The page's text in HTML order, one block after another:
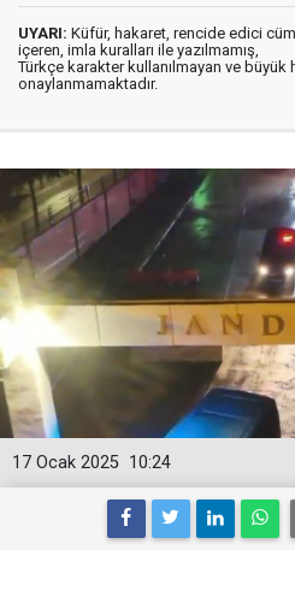
UYARI: Küfür, hakaret, rencide edici
içeren, imla kuralları ile yazılmamış,
Türkçe karakter kullanılmayan ve büyük
onaylanmamaktadır.
10:24
17 Ocak 2025